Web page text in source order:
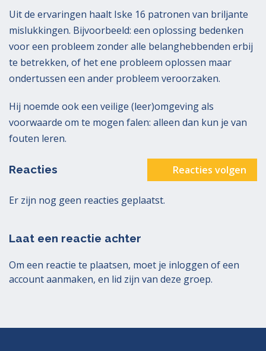
Uit de ervaringen haalt Iske 16 patronen van briljante
mislukkingen. Bijvoorbeeld: een oplossing bedenken
voor een probleem zonder alle belanghebbenden erbij
te betrekken, of het ene probleem oplossen maar
ondertussen een ander probleem veroorzaken.
Hij noemde ook een veilige (leer)omgeving als
voorwaarde om te mogen falen: alleen dan kun je van
fouten leren.
Reacties Reacties volgen
Er zijn nog geen reacties geplaatst.
Laat een reactie achter
Om een reactie te plaatsen, moet je inloggen ofeen
account aanmaken, en lid zijn van deze groep.